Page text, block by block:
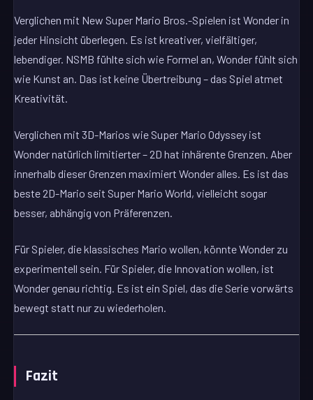
Verglichen mit New Super Mario Bros.-Spielen ist Wonder in
jeder Hinsicht überlegen. Es ist kreativer, vielfältiger,
lebendiger. NSMB fühlte sich wie Formel an, Wonder fühlt sich
wie Kunst an. Das ist keine Übertreibung – das Spiel atmet
Kreativität.
Verglichen mit 3D-Marios wie Super Mario Odyssey ist
Wonder natürlich limitierter – 2D hat inhärente Grenzen. Aber
innerhalb dieser Grenzen maximiert Wonder alles. Es ist das
beste 2D-Mario seit Super Mario World, vielleicht sogar
besser, abhängig von Präferenzen.
Für Spieler, die klassisches Mario wollen, könnte Wonder zu
experimentell sein. Für Spieler, die Innovation wollen, ist
Wonder genau richtig. Es ist ein Spiel, das die Serie vorwärts
bewegt statt nur zu wiederholen.
Fazit